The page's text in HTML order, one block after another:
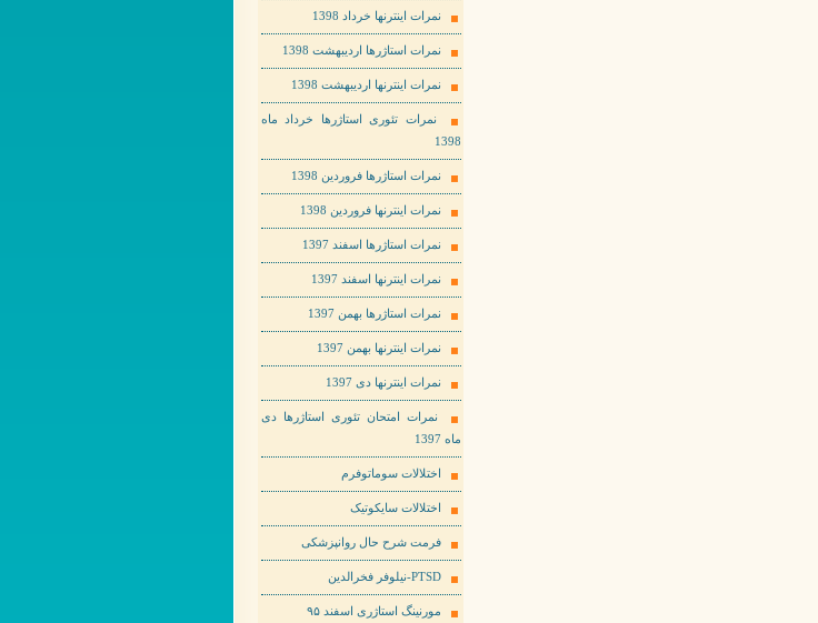
نمرات اینترنها خرداد 1398
نمرات استاژرها اردیبهشت 1398
نمرات اینترنها اردیبهشت 1398
نمرات تئوری استاژرها خرداد ماه
1398
نمرات استاژرها فروردین 1398
نمرات اینترنها فروردین 1398
نمرات استاژرها اسفند 1397
نمرات اینترنها اسفند 1397
نمرات استاژرها بهمن 1397
نمرات اینترنها بهمن 1397
نمرات اینترنها دی 1397
نمرات امتحان تئوری استاژرها دی
ماه 1397
اختلالات سوماتوفرم
اختلالات سایکوتیک
فرمت شرح حال روانپزشکی
PTSD-نیلوفر فخرالدین
مورنینگ استاژری اسفند ۹۵